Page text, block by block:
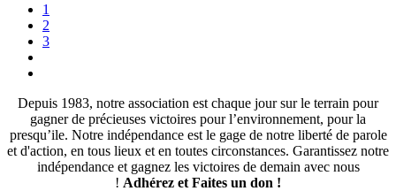
1
2
3
Depuis 1983, notre association est chaque jour sur le terrain pour
gagner de précieuses victoires pour l’environnement, pour la
presqu’ile. Notre indépendance est le gage de notre liberté de parole
et d'action, en tous lieux et en toutes circonstances. Garantissez notre
indépendance et gagnez les victoires de demain avec nous
! Adhérez et Faites un don !